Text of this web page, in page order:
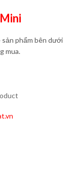
sản phẩm bên dưới
mua.